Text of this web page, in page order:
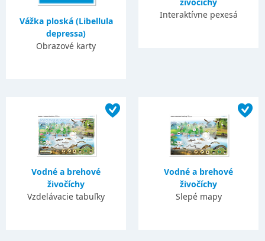
Vážka ploská (Libellula
depressa)
Obrazové karty
Interaktívne pexesá
Vodné a brehové
živočíchy
Vzdelávacie tabuľky
Vodné a brehové
živočíchy
Slepé mapy